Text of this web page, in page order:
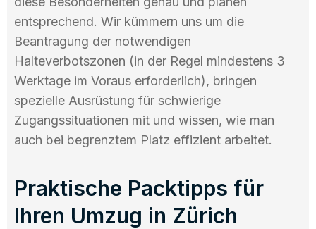
entsprechend. Wir kümmern uns um die
Beantragung der notwendigen
Halteverbotszonen (in der Regel mindestens 3
Werktage im Voraus erforderlich), bringen
spezielle Ausrüstung für schwierige
Zugangssituationen mit und wissen, wie man
auch bei begrenztem Platz effizient arbeitet.
Praktische Packtipps für
Ihren Umzug in Zürich